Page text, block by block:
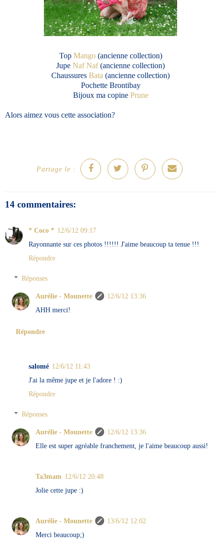
Top Mango(ancienne collection)
Jupe Naf Naf(ancienne collection)
Chaussures Bata (ancienne collection)
Pochette Brontibay
Bijoux ma copine Prune
Alors aimez vous cette association?
Partage le :
14 commentaires:
* Coco * 12/6/12 09:17
Rayonnante sur ces photos !!!!!! J'aime beaucoup ta tenue !!!
Répondre
Réponses
Aurélie - Mounette
12/6/12 13:36
AHH merci!
Répondre
salomé 12/6/12 11:43
J'ai la même jupe et je l'adore ! :)
Répondre
Réponses
Aurélie - Mounette
12/6/12 13:36
Elle est super agréable franchement, je l'aime beaucoup aussi!
Ta3mam 12/6/12 20:48
Jolie cette jupe :)
Aurélie - Mounette
13/6/12 12:02
Merci beaucoup;)